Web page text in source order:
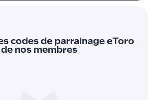
codes de parrainage eToro
de nos membres